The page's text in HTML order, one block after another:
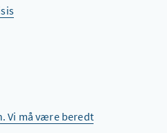
Vi må være beredt